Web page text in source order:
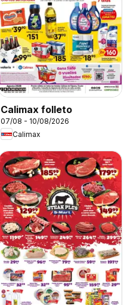
Calimax folleto
07/08 - 10/08/2026
Calimax